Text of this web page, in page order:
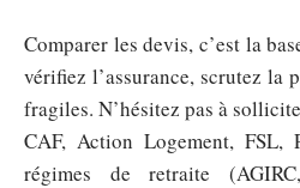
Comparer les devis, c’est la
vérifiez l’assurance, scrutez la
fragiles. N’hésitez pas à
CAF, Action Logement, FSL,
régimes de retraite